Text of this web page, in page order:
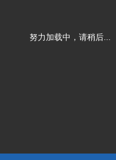
努力加载中，请稍后...